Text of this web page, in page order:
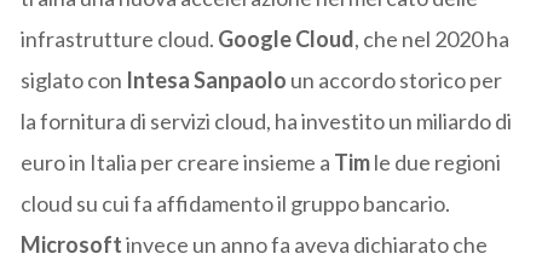
infrastrutture cloud. Google Cloud, che nel 2020 ha
siglato con Intesa Sanpaolo un accordo storico per
la fornitura di servizi cloud, ha investito un miliardo di
euro in Italia per creare insieme a Timle due regioni
cloud su cui fa affidamento il gruppo bancario.
Microsoftinvece un anno fa aveva dichiarato che